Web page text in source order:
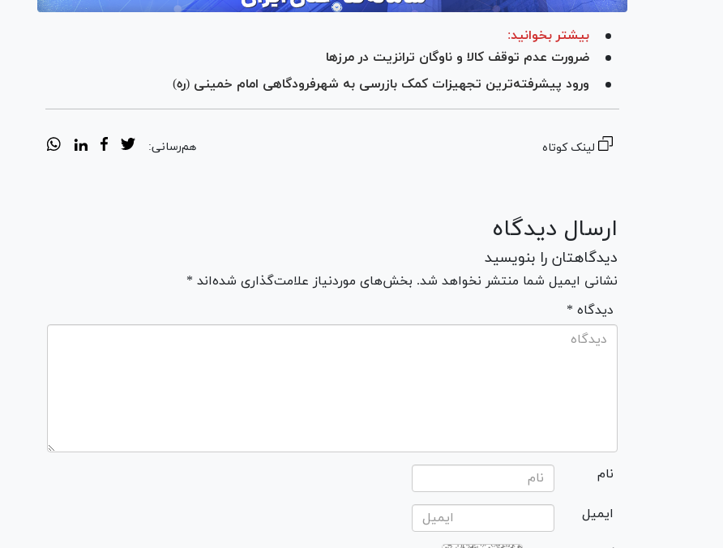
بیشتر بخوانید:
ضرورت عدم توقف کالا و ناوگان ترانزیت در مرز‌ها
ورود پیشرفته‌ترین تجهیزات کمک بازرسی به شهرفرودگاهی امام خمینی (ره)
لینک کوتاه هم‌رسانی:
ارسال دیدگاه
دیدگاهتان را بنویسید
نشانی ایمیل شما منتشر نخواهد شد. بخش‌های موردنیاز علامت‌گذاری شده‌اند *
* دیدگاه
نام
ایمیل